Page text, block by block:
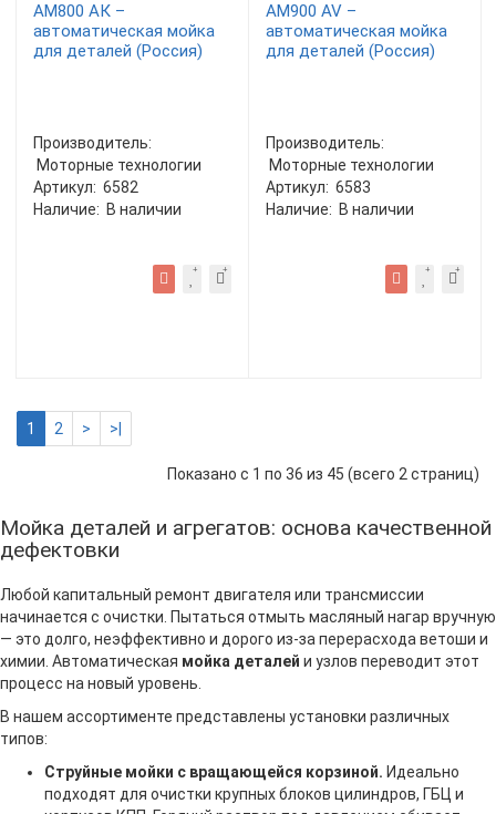
АМ800 AК –
автоматическая мойка
для деталей (Россия)
Производитель:
Моторные технологии
Артикул: 6582
Наличие: В наличии
АМ900 AV –
автоматическая мойка
для деталей (Россия)
Производитель:
Моторные технологии
Артикул: 6583
Наличие: В наличии
1 2 > >|
Показано с 1 по 36 из 45 (всего 2 страниц)
Мойка деталей и агрегатов: основа качественной
дефектовки
Любой капитальный ремонт двигателя или трансмиссии
начинается с очистки. Пытаться отмыть масляный нагар вручную
— это долго, неэффективно и дорого из-за перерасхода ветоши и
химии. Автоматическая мойка деталей и узлов переводит этот
процесс на новый уровень.
В нашем ассортименте представлены установки различных
типов:
Струйные мойки с вращающейся корзиной. Идеально
подходят для очистки крупных блоков цилиндров, ГБЦ и